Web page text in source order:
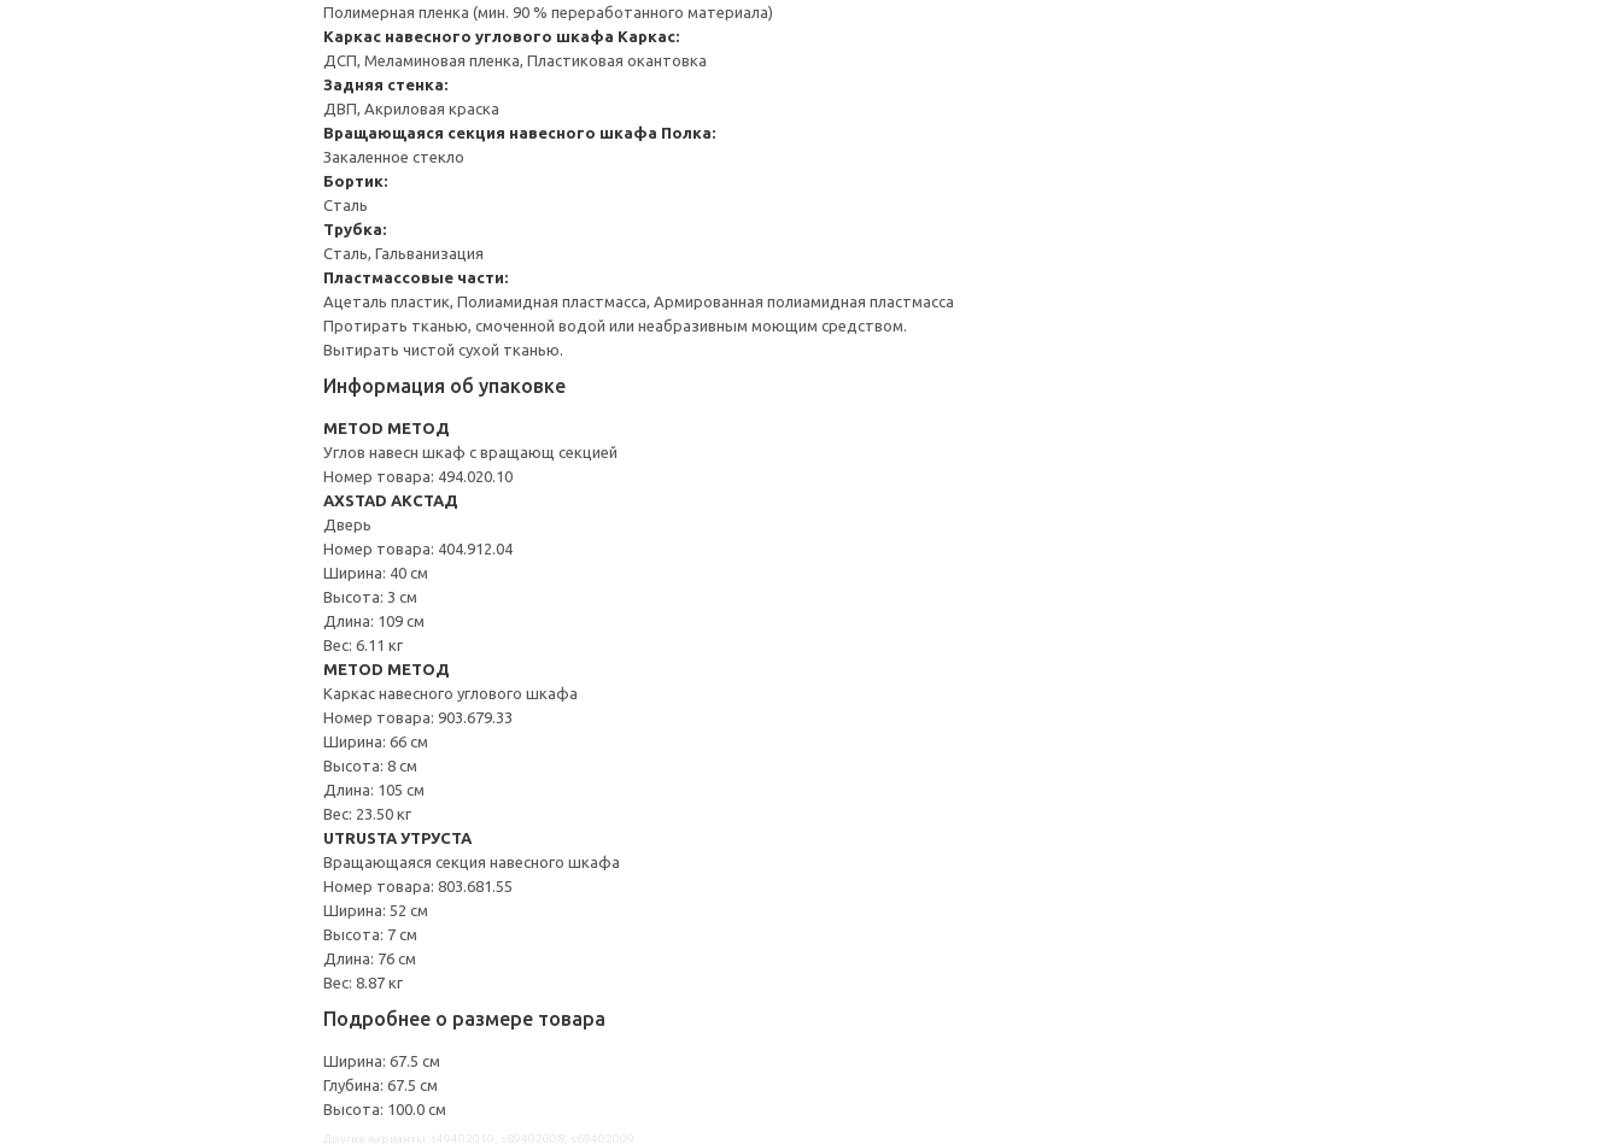
Полимерная пленка (мин. 90 % переработанного материала)
Каркас навесного углового шкафа Каркас:
ДСП, Меламиновая пленка, Пластиковая окантовка
Задняя стенка:
ДВП, Акриловая краска
Вращающаяся секция навесного шкафа Полка:
Закаленное стекло
Бортик:
Сталь
Трубка:
Сталь, Гальванизация
Пластмассовые части:
Ацеталь пластик, Полиамидная пластмасса, Армированная полиамидная пластмасса
Протирать тканью, смоченной водой или неабразивным моющим средством.
Вытирать чистой сухой тканью.
Информация об упаковке
METOD МЕТОД
Углов навесн шкаф с вращающ секцией
Номер товара: 494.020.10
AXSTAD АКСТАД
Дверь
Номер товара: 404.912.04
Ширина: 40 см
Высота: 3 см
Длина: 109 см
Вес: 6.11 кг
METOD МЕТОД
Каркас навесного углового шкафа
Номер товара: 903.679.33
Ширина: 66 см
Высота: 8 см
Длина: 105 см
Вес: 23.50 кг
UTRUSTA УТРУСТА
Вращающаяся секция навесного шкафа
Номер товара: 803.681.55
Ширина: 52 см
Высота: 7 см
Длина: 76 см
Вес: 8.87 кг
Подробнее о размере товара
Ширина: 67.5 см
Глубина: 67.5 см
Высота: 100.0 см